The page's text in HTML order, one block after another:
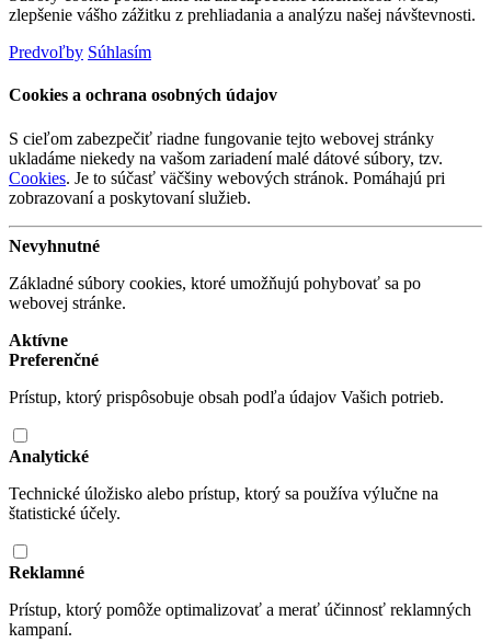
zlepšenie vášho zážitku z prehliadania a analýzu našej návštevnosti.
Predvoľby Súhlasím
Cookies a ochrana osobných údajov
S cieľom zabezpečiť riadne fungovanie tejto webovej stránky
ukladáme niekedy na vašom zariadení malé dátové súbory, tzv.
Cookies. Je to súčasť väčšiny webových stránok. Pomáhajú pri
zobrazovaní a poskytovaní služieb.
Nevyhnutné
Základné súbory cookies, ktoré umožňujú pohybovať sa po
webovej stránke.
Aktívne
Preferenčné
Prístup, ktorý prispôsobuje obsah podľa údajov Vašich potrieb.
Analytické
Technické úložisko alebo prístup, ktorý sa používa výlučne na
štatistické účely.
Reklamné
Prístup, ktorý pomôže optimalizovať a merať účinnosť reklamných
kampaní.